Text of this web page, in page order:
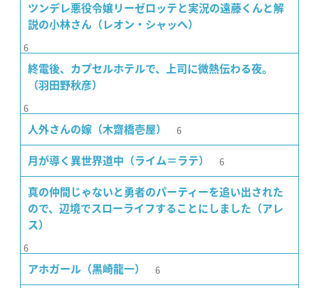
ツンデレ悪役令嬢リーゼロッテと実況の遠藤くんと解
説の小林さん（レオン・シャッヘ）
6
終電後、カプセルホテルで、上司に微熱伝わる夜。
（羽田野秋彦）
6
人外さんの嫁（木齋橋壱屋） 6
月が導く異世界道中（ライム＝ラテ） 6
真の仲間じゃないと勇者のパーティーを追い出された
ので、辺境でスローライフすることにしました（アレ
ス）
6
アホガール（黒崎龍一） 6